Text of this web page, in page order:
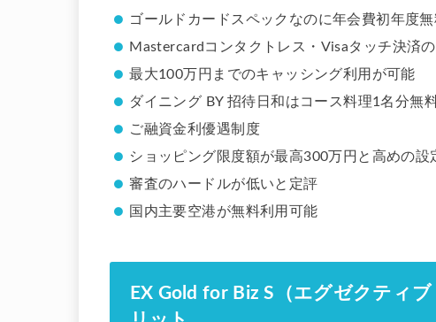
ゴールドカードスペックなのに年会費初年度
Mastercardコンタクトレス・Visaタッチ決済
最大100万円までのキャッシング利用が可能
ダイニング BY 招待日和はコース料理1名分無
ご融資金利優遇制度
ショッピング限度額が最高300万円と高めの設
審査のハードルが低いと定評
国内主要空港が無料利用可能
EX Gold for Biz S（エグゼクティ